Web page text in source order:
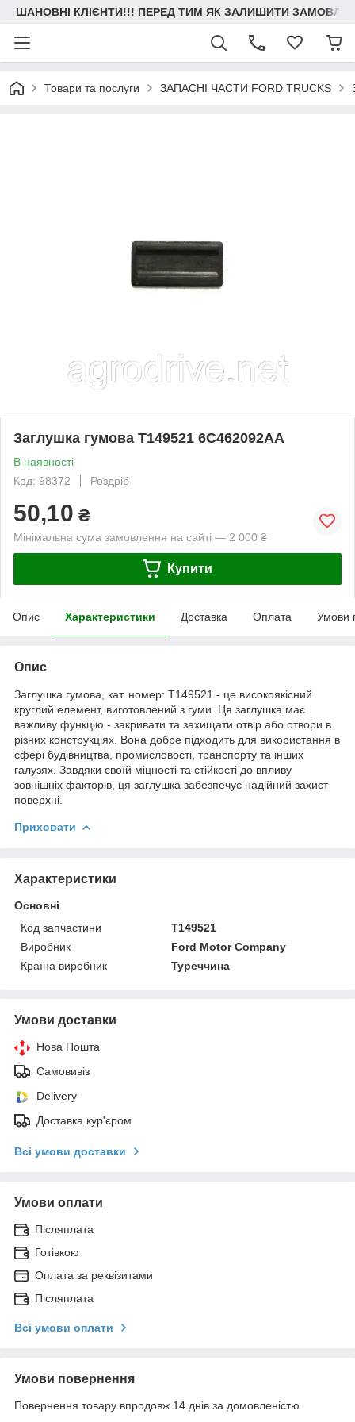
ШАНОВНІ КЛІЄНТИ!!! ПЕРЕД ТИМ ЯК ЗАЛИШИТИ
Товари та послуги ЗАПАСНІ ЧАСТИ FORD TRUCKS
Заглушка гумова T149521 6C462092AA
В наявності
Код: 98372
Роздріб
50,10 ₴
Мінімальна сума замовлення на сайті — 2 000 ₴
Купити
Опис Характеристики Доставка Оплата Умови
Опис
Заглушка гумова, кат. номер: T149521 - це високоякісний
круглий елемент, виготовлений з гуми. Ця заглушка має
важливу функцію - закривати та захищати отвір або отвори в
різних конструкціях. Вона добре підходить для використання в
сфері будівництва, промисловості, транспорту та інших
галузях. Завдяки своїй міцності та стійкості до впливу
зовнішніх факторів, ця заглушка забезпечує надійний захист
поверхні.
Приховати
Характеристики
Основні
Код запчастини
T149521
Виробник
Ford Motor Company
Країна виробник
Туреччина
Умови доставки
Нова Пошта
Самовивіз
Delivery
Доставка кур'єром
Всі умови доставки
Умови оплати
Післяплата
Готівкою
Оплата за реквізитами
Післяплата
Всі умови оплати
Умови повернення
Повернення товару впродовж 14 днів за домовленістю